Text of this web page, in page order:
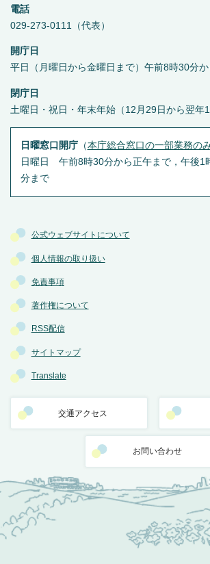
公式ウェブサイトについて
個人情報の取り扱い
免責事項
著作権について
RSS配信
サイトマップ
Translate
交通アクセス
お問い合わせ
電話
029-273-0111（代表）
開庁日
平日（月曜日から金曜日まで）午前8時30分
閉庁日
土曜日・祝日・年末年始（12月29日から翌年1
日曜窓口開庁（本庁総合窓口の一部業務の
日曜日 午前8時30分から正午まで，午後1
分まで